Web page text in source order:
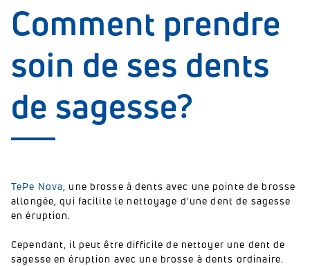
Comment prendre
soin de ses dents
de sagesse?
TePe Nova, une brosse à dents avec une pointe de brosse
allongée, qui facilite le nettoyage d'une dent de sagesse
en éruption.
Cependant, il peut être difficile de nettoyer une dent de
sagesse en éruption avec une brosse à dents ordinaire.